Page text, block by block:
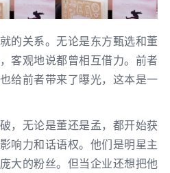
的关系。无论是东方甄选和董
客观地说都曾相互借力。前者
给前者带来了曝光，这本是一
，无论是董还是孟，都开始获
响力和话语权。他们是明星主
大的粉丝。但当企业还想把他